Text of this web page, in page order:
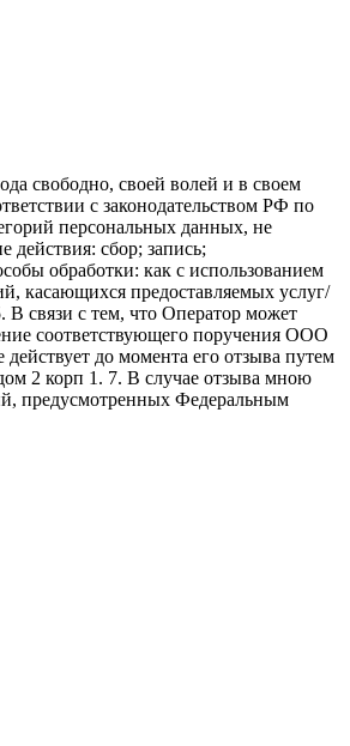
свободно, своей волей и в своем
с законодательством РФ по
персональных данных, не
сбор; запись;
обработки: как с использованием
касающихся предоставляемых услуг/
В связи с тем, что Оператор может
соответствующего поручения ООО
до момента его отзыва путем
2 корп 1. 7. В случае отзыва мною
предусмотренных Федеральным